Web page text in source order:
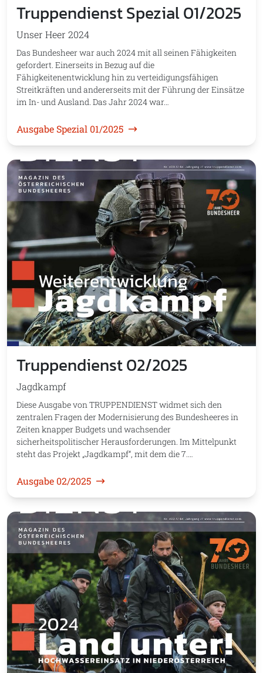
Truppendienst Spezial 01/2025
Unser Heer 2024
Das Bundesheer war auch 2024 mit all seinen Fähigkeiten
gefordert. Einerseits in Bezug auf die
Fähigkeitenentwicklung hin zu verteidigungsfähigen
Streitkräften und andererseits mit der Führung der Einsätze
im In- und Ausland. Das Jahr 2024 war…
Ausgabe Spezial 01/2025
Truppendienst 02/2025
Jagdkampf
Diese Ausgabe von TRUPPENDIENST widmet sich den
zentralen Fragen der Modernisierung des Bundesheeres in
Zeiten knapper Budgets und wachsender
sicherheitspolitischer Herausforderungen. Im Mittelpunkt
steht das Projekt „Jagdkampf“, mit dem die 7.…
Ausgabe 02/2025